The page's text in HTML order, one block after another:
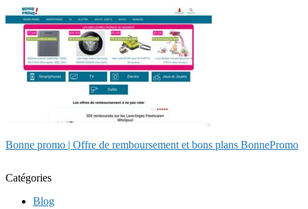
Bonne promo | Offre de rem­bour­se­ment et bons plans BonnePromo
Catégories
Blog